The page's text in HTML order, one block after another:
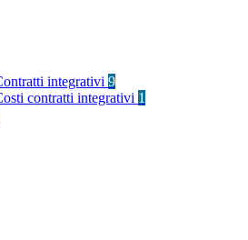
integrativi 9
contratti integrativi 1